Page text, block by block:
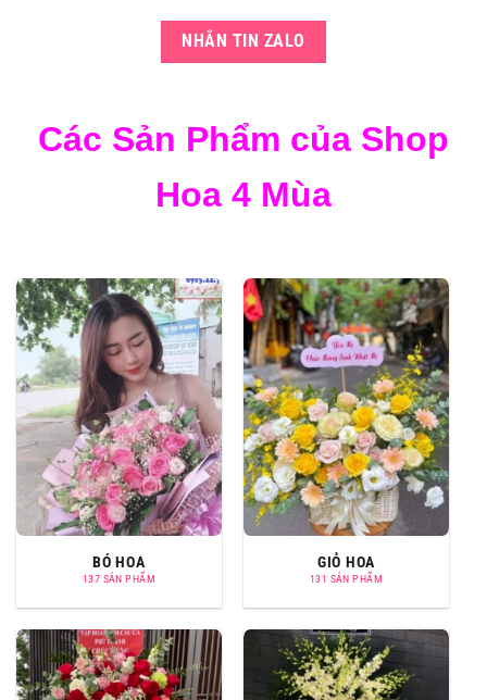
NHẮN TIN ZALO
Các Sản Phẩm của Shop
Hoa 4 Mùa
BÓ HOA
137 SẢN PHẨM
GIỎ HOA
131 SẢN PHẨM